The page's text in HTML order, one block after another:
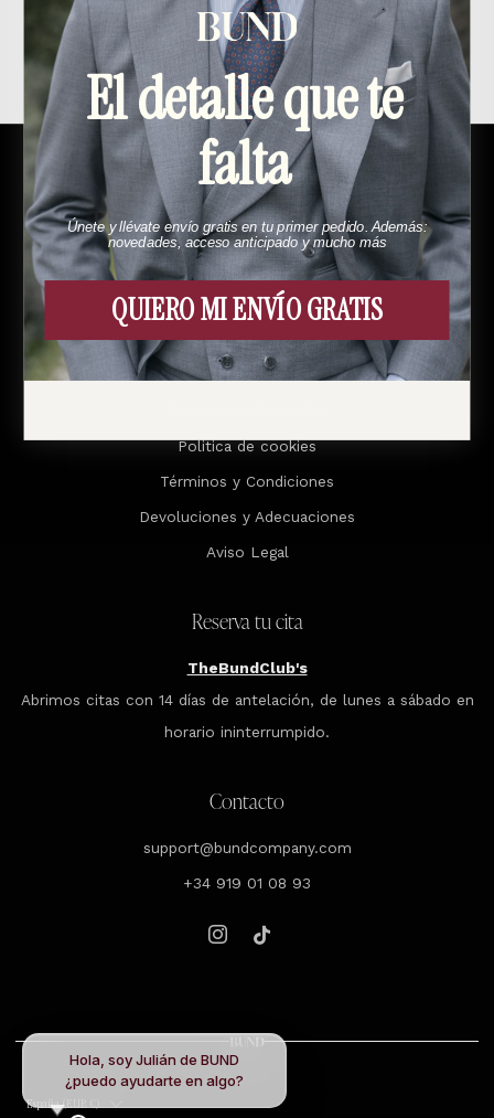
Productos relacionados
Menú
Esto es Bund
Cómo funciona
Contacto
Legal
Politica de cookies
Términos y Condiciones
Devoluciones y Adecuaciones
Aviso Legal
Reserva tu cita
TheBundClub's
Abrimos citas con 14 días de antelación, de lunes a sábado en
horario ininterrumpido.
Contacto
support@bundcompany.com
+34 919 01 08 93
País España (EUR €)
Hola, soy Julián de BUND
¿puedo ayudarte en algo?
El detalle que te
falta
Únete y llévate envío gratis en tu primer pedido. Además:
novedades, acceso anticipado y mucho más
QUIERO MI ENVÍO GRATIS